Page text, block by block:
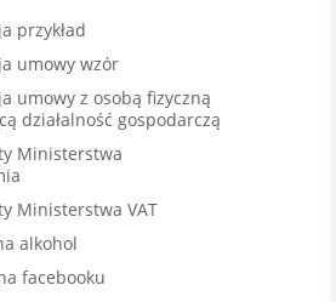
przykład
umowy wzór
umowy z osobą fizyczną
działalność gospodarczą
Ministerstwa
Ministerstwa VAT
alkohol
facebooku